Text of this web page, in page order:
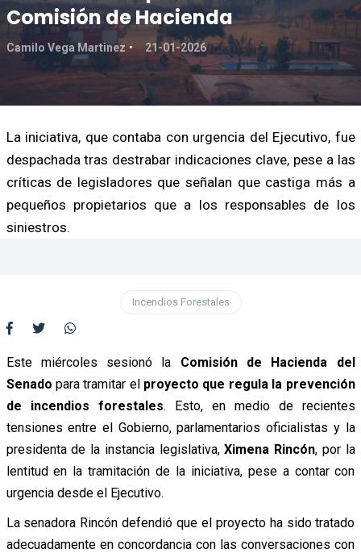
Comisión de Hacienda
Camilo Vega Martinez 21-01-2026
La iniciativa, que contaba con urgencia del Ejecutivo, fue
despachada tras destrabar indicaciones clave, pese a las
críticas de legisladores que señalan que castiga más a
pequeños propietarios que a los responsables de los
siniestros.
Incendios Forestales
Este miércoles sesionó la Comisión de Hacienda del
Senado para tramitar elproyecto que regula la prevención
de incendios forestales. Esto, en medio de recientes
tensiones entre el Gobierno, parlamentarios oficialistas y la
presidenta de la instancia legislativa,Ximena Rincón, por la
lentitud en la tramitación de la iniciativa, pese a contar con
urgencia desde el Ejecutivo.
La senadora Rincón defendió que el proyecto ha sido tratado
adecuadamente en concordancia con las conversaciones con